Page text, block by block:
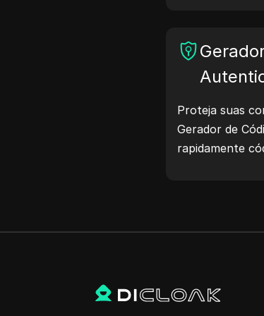
Proteja suas
Gerador de
rapidamente